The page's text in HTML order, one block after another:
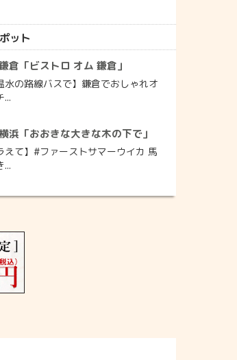
ット
倉「ビストロ オム 鎌倉」
水の路線バスで】鎌倉でおしゃれオ
...
浜「おおきな大きな木の下で」
えて】#ファーストサマーウイカ 馬
...